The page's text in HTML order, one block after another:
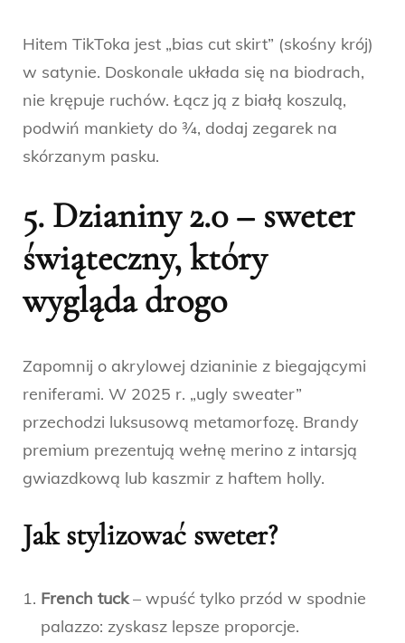
Hitem TikToka jest „bias cut skirt” (skośny krój)
w satynie. Doskonale układa się na biodrach,
nie krępuje ruchów. Łącz ją z białą koszulą,
podwiń mankiety do ¾, dodaj zegarek na
skórzanym pasku.
5. Dzianiny 2.0 – sweter
świąteczny, który
wygląda drogo
Zapomnij o akrylowej dzianinie z biegającymi
reniferami. W 2025 r. „ugly sweater”
przechodzi luksusową metamorfozę. Brandy
premium prezentują wełnę merino z intarsją
gwiazdkową lub kaszmir z haftem holly.
Jak stylizować sweter?
French tuck– wpuść tylko przód w spodnie
palazzo: zyskasz lepsze proporcje.